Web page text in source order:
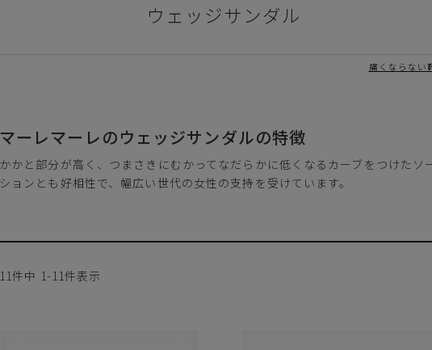
ウェッジサンダル
痛くならない
マーレマーレのウェッジサンダルの特徴
かかと部分が高く、つまさきにむかってなだらかに低くなるカーブをつけた
ションとも好相性で、幅広い世代の女性の支持を受けています。
11件中 1- 11件表示
アウトレット
その他・小物
ヒールの高さから探す
1㎝未満